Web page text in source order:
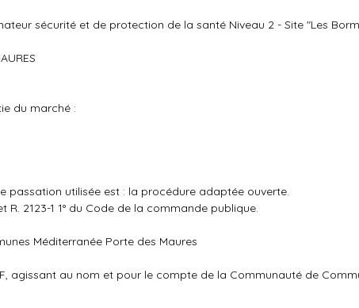
sécurité et de protection de la santé Niveau 2 - Site "Les
du marché :
passation utilisée est : la procédure adaptée ouverte.
R. 2123-1 1° du Code de la commande publique.
Méditerranée Porte des Maures
agissant au nom et pour le compte de la Communauté de